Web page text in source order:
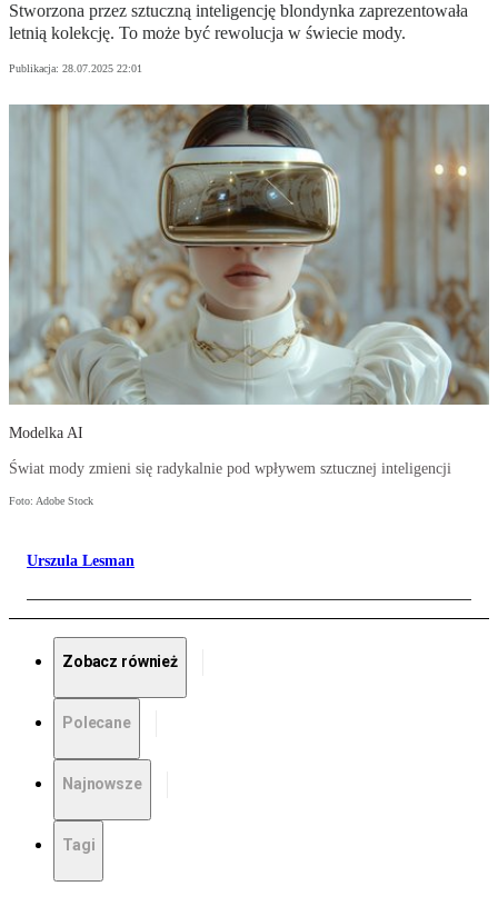
Stworzona przez sztuczną inteligencję blondynka zaprezentowała
letnią kolekcję. To może być rewolucja w świecie mody.
Publikacja: 28.07.2025 22:01
Modelka AI
Świat mody zmieni się radykalnie pod wpływem sztucznej inteligencji
Foto: Adobe Stock
Urszula Lesman
Zobacz również
Polecane
Najnowsze
Tagi